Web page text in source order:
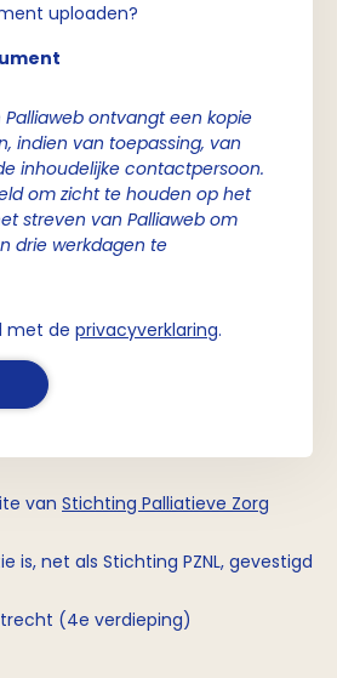
uploaden?
ontvangt een kopie
indien van toepassing, van
inhoudelijke contactpersoon.
om zicht te houden op het
streven van Palliaweb om
drie werkdagen te
met de privacyverklaring.
van Stichting Palliatieve Zorg
is, net als Stichting PZNL, gevestigd
(4e verdieping)